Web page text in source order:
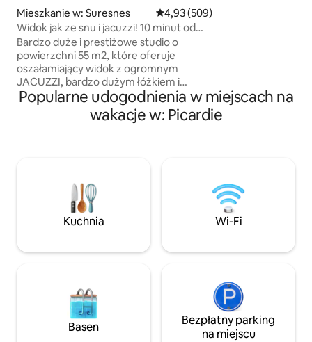
Mieszkanie w: Suresnes Średnia ocena: 4,93 na 5, liczba
4,93 (509)
Widok jak ze snu i jacuzzi! 10 minut od
centrum PARYŻA!
Bardzo duże i prestiżowe studio o
powierzchni 55 m2, które oferuje
oszałamiający widok z ogromnym
JACUZZI, bardzo dużym łóżkiem i
włoskim prysznicem. Położony w
spokojnej i bezpiecznej okolicy 10 minut
od słynnej Avenue des Champs Elysées
płatki róż i świeczki w kształcie serca
(można też dodać tabliczkę z tekstem
„Happy Birthday”), a za 175 EUR można
dodać butelkę dobrego szampana
winnic.
Popularne udogodnienia w miejscach na
wakacje w: Picardie
Kuchnia Wi-Fi
Basen
Bezpłatny parking
na miejscu